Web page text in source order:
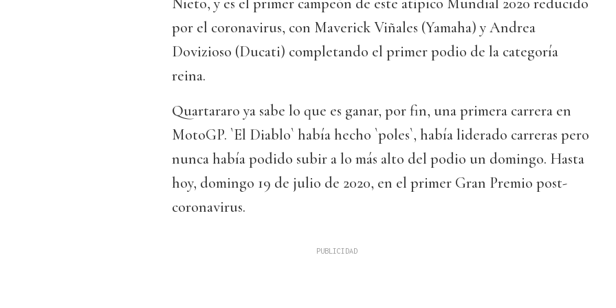
Nieto, y es el primer campeón de este atípico Mundial 2020 reducido
por el coronavirus, con Maverick Viñales (Yamaha) y Andrea
Dovizioso (Ducati) completando el primer podio de la categoría
reina.
Quartararo ya sabe lo que es ganar, por fin, una primera carrera en
MotoGP. `El Diablo` había hecho `poles`, había liderado carreras pero
nunca había podido subir a lo más alto del podio un domingo. Hasta
hoy, domingo 19 de julio de 2020, en el primer Gran Premio post-
coronavirus.